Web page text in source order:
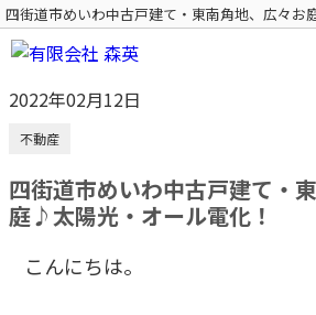
四街道市めいわ中古戸建て・東南角地、広々お
2022年02月12日
不動産
四街道市めいわ中古戸建て・
庭♪太陽光・オール電化！
こんにちは。